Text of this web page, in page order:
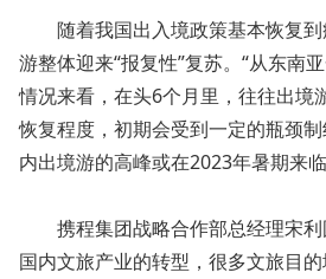
随着我国出入境政策基本恢复到
游整体迎来“报复性”复苏。“从东南
情况来看，在头6个月里，往往出境
恢复程度，初期会受到一定的瓶颈
内出境游的高峰或在2023年暑期来临
携程集团战略合作部总经理宋利
国内文旅产业的转型，很多文旅目